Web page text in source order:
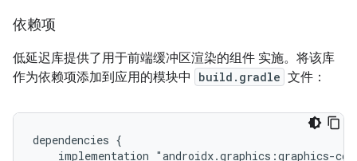
依赖项
低延迟库提供了用于前端缓冲区渲染的组件 实施。将该库
作为依赖项添加到应用的模块中
build.gradle 文件：
dependencies {
implementation "androidx.graphics:graphics-